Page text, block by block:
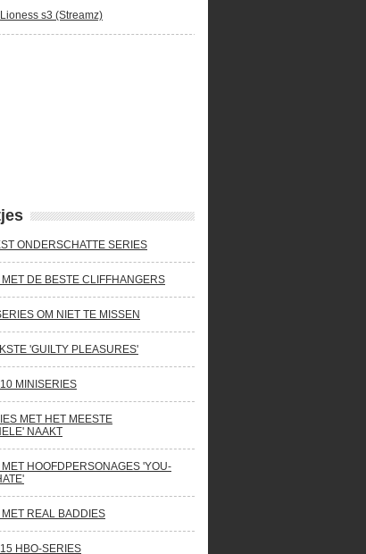
Lioness s3 (Streamz)
ONDERSCHATTE SERIES
DE BESTE CLIFFHANGERS
OM NIET TE MISSEN
'GUILTY PLEASURES'
MINISERIES
MET HET MEESTE
NAAKT
HOOFDPERSONAGES 'YOU-
REAL BADDIES
HBO-SERIES